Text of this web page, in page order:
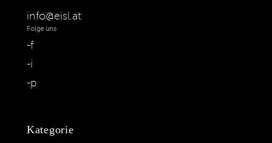
info@eisl.at
Folge uns
f
i
p
Kategorie